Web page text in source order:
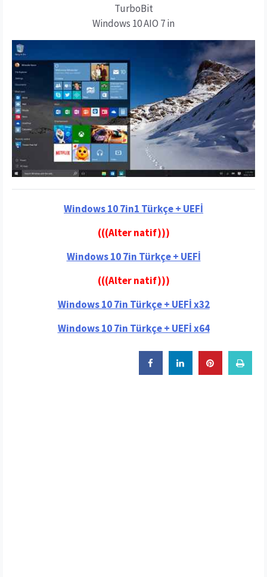
TurboBit
Windows 10 AIO 7 in
Windows 10 7in1 Türkçe + UEFİ
(((Alter natif)))
Windows 10 7in Türkçe + UEFİ
(((Alter natif)))
Windows 10 7in Türkçe + UEFİ x32
Windows 10 7in Türkçe + UEFİ x64